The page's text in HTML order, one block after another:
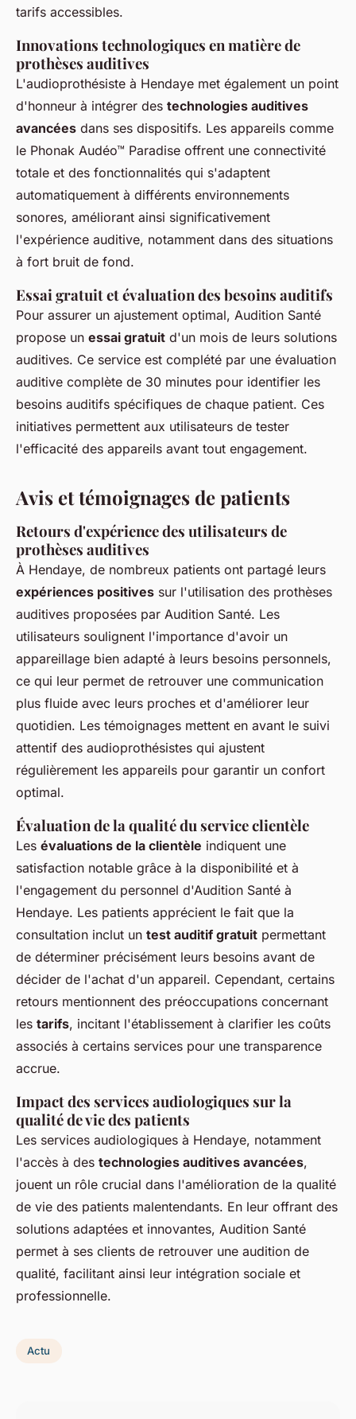
tarifs accessibles.
Innovations technologiques en matière de
prothèses auditives
L'audioprothésiste à Hendaye met également un point
d'honneur à intégrer des technologies auditives
avancées dans ses dispositifs. Les appareils comme
le Phonak Audéo™ Paradise offrent une connectivité
totale et des fonctionnalités qui s'adaptent
automatiquement à différents environnements
sonores, améliorant ainsi significativement
l'expérience auditive, notamment dans des situations
à fort bruit de fond.
Essai gratuit et évaluation des besoins auditifs
Pour assurer un ajustement optimal, Audition Santé
propose un essai gratuit d'un mois de leurs solutions
auditives. Ce service est complété par une évaluation
auditive complète de 30 minutes pour identifier les
besoins auditifs spécifiques de chaque patient. Ces
initiatives permettent aux utilisateurs de tester
l'efficacité des appareils avant tout engagement.
Avis et témoignages de patients
Retours d'expérience des utilisateurs de
prothèses auditives
À Hendaye, de nombreux patients ont partagé leurs
expériences positives sur l'utilisation des prothèses
auditives proposées par Audition Santé. Les
utilisateurs soulignent l'importance d'avoir un
appareillage bien adapté à leurs besoins personnels,
ce qui leur permet de retrouver une communication
plus fluide avec leurs proches et d'améliorer leur
quotidien. Les témoignages mettent en avant le suivi
attentif des audioprothésistes qui ajustent
régulièrement les appareils pour garantir un confort
optimal.
Évaluation de la qualité du service clientèle
Les évaluations de la clientèle indiquent une
satisfaction notable grâce à la disponibilité et à
l'engagement du personnel d'Audition Santé à
Hendaye. Les patients apprécient le fait que la
consultation inclut un test auditif gratuit permettant
de déterminer précisément leurs besoins avant de
décider de l'achat d'un appareil. Cependant, certains
retours mentionnent des préoccupations concernant
les tarifs, incitant l'établissement à clarifier les coûts
associés à certains services pour une transparence
accrue.
Impact des services audiologiques sur la
qualité de vie des patients
Les services audiologiques à Hendaye, notamment
l'accès à des technologies auditives avancées,
jouent un rôle crucial dans l'amélioration de la qualité
de vie des patients malentendants. En leur offrant des
solutions adaptées et innovantes, Audition Santé
permet à ses clients de retrouver une audition de
qualité, facilitant ainsi leur intégration sociale et
professionnelle.
Actu